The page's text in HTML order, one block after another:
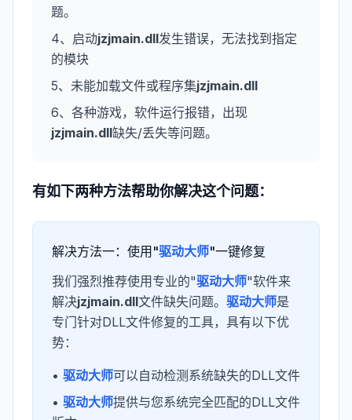
题。
4、启动jzjmain.dll发生错误，无法找到指定
的模块
5、未能加载文件或程序集jzjmain.dll
6、各种游戏，软件运行报错，出现
jzjmain.dll缺失/丢失等问题。
有如下两种方法帮助你解决这个问题：
解决方法一：使用"驱动大师"一键修复
我们强烈推荐使用专业的"驱动大师"软件来
解决jzjmain.dll文件缺失问题。 驱动大师是
专门针对DLL文件修复的工具，具有以下优
势：
• 驱动大师可以自动检测系统缺失的DLL文件
• 驱动大师提供与您系统完全匹配的DLL文件